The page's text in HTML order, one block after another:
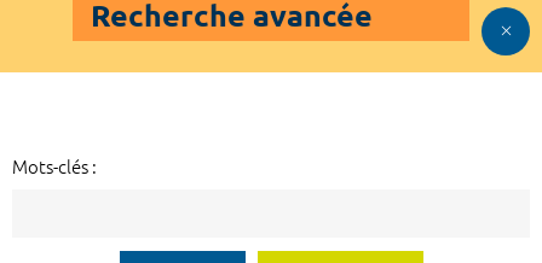
Recherche avancée
Mots-clés :